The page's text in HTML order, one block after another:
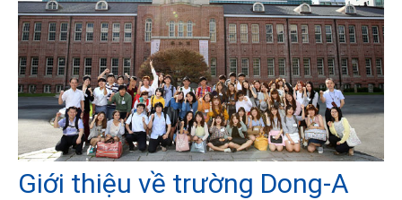
Giới thiệu về trường Dong-A